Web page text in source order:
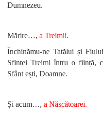
Dumnezeu.
Mărire…, a Treimii.
Închinămu-ne Tatălui și
Sfintei Treimi întru o ființă,
Sfânt ești, Doamne.
Și acum…, a Născătoarei.